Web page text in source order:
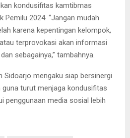
kondusifitas kamtibmas
Pemilu 2024. “Jangan mudah
karena kepentingan kelompok,
terprovokasi akan informasi
sebagainya,” tambahnya.
Sidoarjo mengaku siap bersinergi
guna turut menjaga kondusifitas
penggunaan media sosial lebih